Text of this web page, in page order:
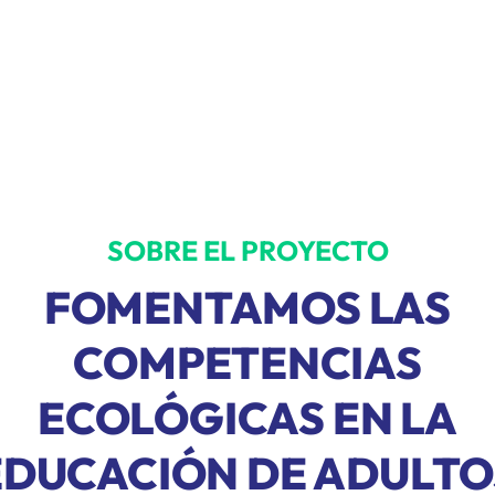
SOBRE EL PROYECTO
FOMENTAMOS LAS
COMPETENCIAS
ECOLÓGICAS EN LA
DE